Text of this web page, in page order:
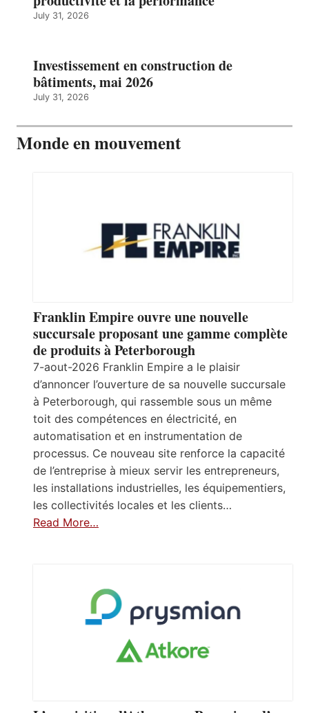
July 31, 2026
Investissement en construction de
bâtiments, mai 2026
July 31, 2026
Monde en mouvement
Franklin Empire ouvre une nouvelle
succursale proposant une gamme complète
de produits à Peterborough
7-aout-2026 Franklin Empire a le plaisir
d’annoncer l’ouverture de sa nouvelle succursale
à Peterborough, qui rassemble sous un même
toit des compétences en électricité, en
automatisation et en instrumentation de
processus. Ce nouveau site renforce la capacité
de l’entreprise à mieux servir les entrepreneurs,
les installations industrielles, les équipementiers,
les collectivités locales et les clients…
Read More…